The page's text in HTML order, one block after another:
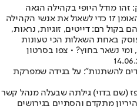
מודל היופי בקהילה הגאה
לכבוד חודש הגאווה הגענו למועדון האומן 17 כדי לשאול את אנשי הקהילה
בקול רם: דייטים, זוגיות, נראות,
עוסק באחת השאלות הכי טעונות
נשאר בחוץ? • צפו בסרטון
להשתנות״: על בגידה שמפרקת
פז (שם בדוי) גילתה שבעלה מנהל קשר
מתקדם והסתיים בגירושים